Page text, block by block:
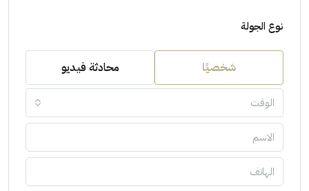
نوع الجولة
شخصيًا محادثة فيديو
الوقت